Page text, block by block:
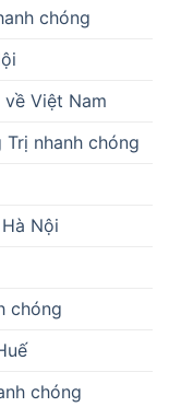
chóng
Việt Nam
nhanh chóng
Nội
chóng
chóng